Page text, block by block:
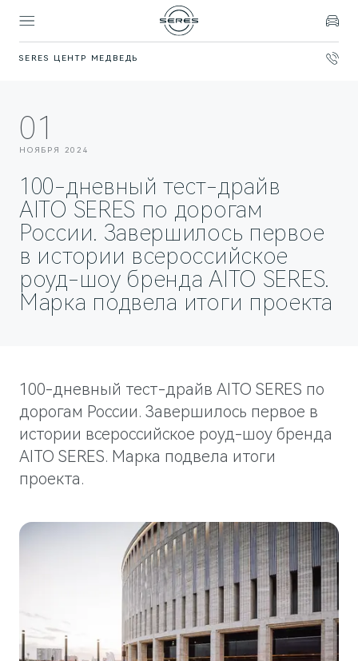
SERES
M5Стильный спортивный кроссовер
от 5 800 000 ₽
ВЫБОР И ПОКУПКА
Спецпредложения
Записаться на тест-драйв
ФИНАНСЫ И УСЛУГИ
Финансовые услуги
Корпоративным клиентам
СЕРВИС
Официальный сервис
Техническое обслуживание
Запасные части
Записаться на сервис
ПОДДЕРЖКА
Руководства по эксплуатации
АКСЕССУАРЫ
Коллекция
Технические аксессуары
Колеса в сборе
Телематические системы
Системы зарядки
О БРЕНДЕ
AITO SERES
О дилерском центре
Контакты
Реквизиты
Правовая информация
Новости компании
СМИ о нас
Блогеры о нас
МТС
SERES ЦЕНТР МЕДВЕДЬ
01
НОЯБРЯ 2024
100-дневный тест-драйв
AITO SERES по дорогам
России. Завершилось первое
в истории всероссийское
роуд-шоу бренда AITO SERES.
Марка подвела итоги проекта
100-дневный тест-драйв AITO SERES по
дорогам России. Завершилось первое в
истории всероссийское роуд-шоу бренда
AITO SERES. Марка подвела итоги
проекта.